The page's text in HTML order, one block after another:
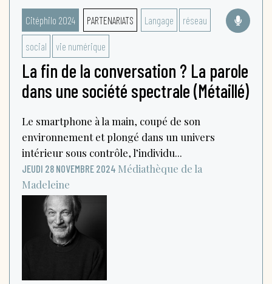
Citéphilo 2024 PARTENARIATS Langage réseau
social vie numérique
La fin de la conversation ? La parole
dans une société spectrale (Métaillé)
Le smartphone à la main, coupé de son
environnement et plongé dans un univers
intérieur sous contrôle, l’individu...
JEUDI 28 NOVEMBRE 2024 Médiathèque de la
Madeleine